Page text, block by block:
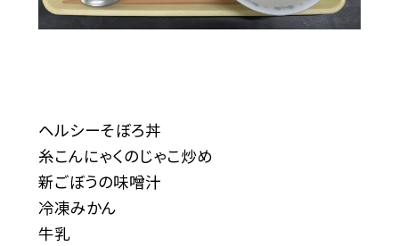
ヘルシーそぼろ丼
糸こんにゃくのじゃこ炒め
新ごぼうの味噌汁
冷凍みかん
牛乳